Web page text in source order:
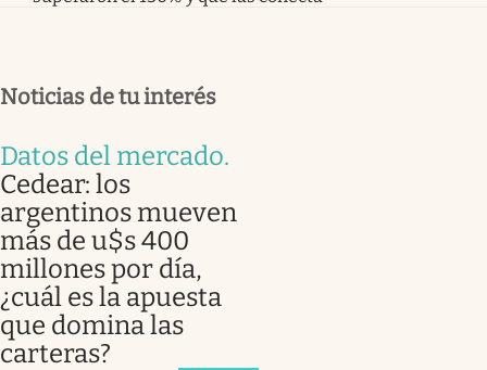
Noticias de tu interés
Datos del mercado.
Cedear: los
argentinos mueven
más de u$s 400
millones por día,
¿cuál es la apuesta
que domina las
carteras?